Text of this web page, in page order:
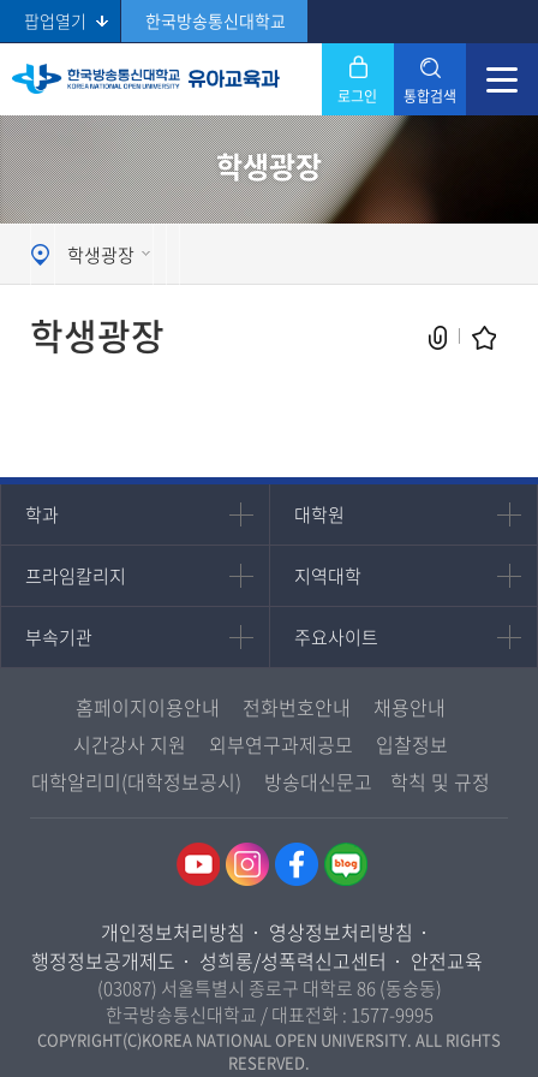
팝업열기 한국방송통신대학교
로그인 통합검색
Search 학생광장
학생광장
등록하시겠습니까?
학생광장
학과
인문과학대학
국어국문학과
영어영문학과
일본학과
사회과학대학
무역학과
미디어영상학과
도시콘텐츠·관광학과
사회복지연계전공
대학원
대학원
대학원
경영대학원
프라임칼리지
프라임칼리지
학사학위과정
평생교육과정
지역대학
지역대학
지역대학 포털
서울지역대학
대구경북지역대학
인천지역대학
광주전남지역대학
울산지역대학
경기지역대학
강원지역대학
충북지역대학
전북지역대학
경남지역대학
부속기관
부속기관
중앙도서관
원격교육혁신연구원
통합인문학연구소
디지털미디어센터
국제협력단
산학협력단
주요사이트
주요사이트
멘토링
진로심리상담
교육정보화본부
국립대학육성사업
홈페이지이용안내 전화번호안내
채용안내
시간강사 지원
외부연구과제공모
입찰정보
대학알리미(대학정보공시)
방송대신문고 학칙 및 규정
개인정보처리방침
영상정보처리방침
행정정보공개제도
성희롱/성폭력신고센터 안전교육
(03087) 서울특별시 종로구 대학로 86 (동숭동)
한국방송통신대학교 / 대표전화 : 1577-9995
COPYRIGHT(C)KOREA NATIONAL OPEN UNIVERSITY. ALL RIGHTS
RESERVED.